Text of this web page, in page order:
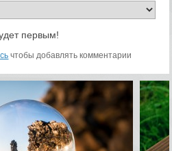
первым!
чтобы добавлять комментарии